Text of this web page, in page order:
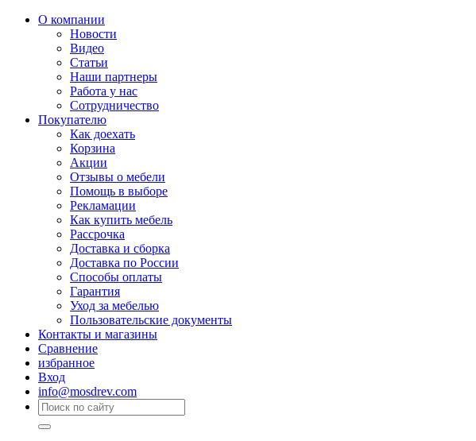
О компании
Новости
Видео
Статьи
Наши партнеры
Работа у нас
Сотрудничество
Покупателю
Как доехать
Корзина
Акции
Отзывы о мебели
Помощь в выборе
Рекламации
Как купить мебель
Рассрочка
Доставка и сборка
Доставка по России
Способы оплаты
Гарантия
Уход за мебелью
Пользовательские документы
Контакты и магазины
Сравнение
избранное
Вход
info@mosdrev.com